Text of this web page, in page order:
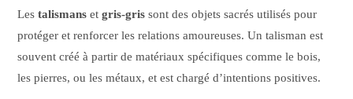
Lestalismans etgris-gris sont des objets sacrés utilisés pour
protéger et renforcer les relations amoureuses. Un talisman est
souvent créé à partir de matériaux spécifiques comme le bois,
les pierres, ou les métaux, et est chargé d’intentions positives.